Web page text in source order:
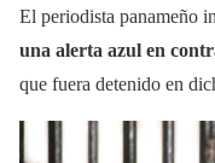
El periodista panameño
una alerta azul en
que fuera detenido en